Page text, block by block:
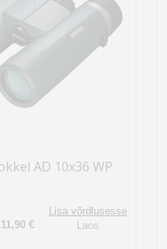
AD 10x36 WP
11,90 €
Lisa võrdlusesse
Laos